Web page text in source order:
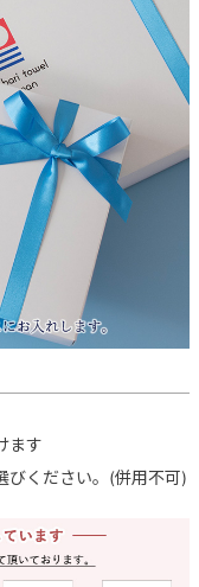
ます
びください。(併用不可)